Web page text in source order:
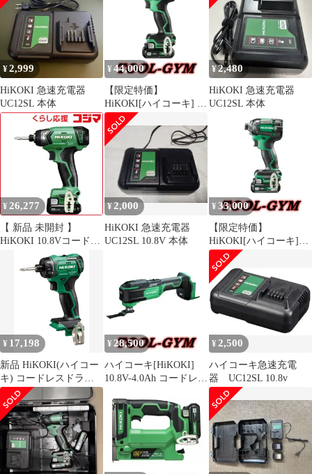
¥2,999
HiKOKI 急速充電器
UC12SL 本体
¥ 44,000
【限定特価】
HiKOKI[ハイコーキ] ス
ライド式10.8V-4.0Ah 静
音インパクトドライバ
WHP12DA (2LS)
¥2,480
HiKOKI 急速充電器
UC12SL 本体
¥ 26,277
【 新品 未開封 】
HiKOKI 10.8Vコードレ
スインパクトドライバ
2.0Ah WH12DA2BS 未
使用 送料無料
¥2,000
HiKOKI 急速充電器
UC12SL 10.8V 本体
¥ 33,000
【限定特価】
HiKOKI[ハイコーキ]
10.8V-4.0Ah コードレス
インパクトドライバ
WH12DCA (2LS）
¥ 17,198
新品 HiKOKI(ハイコー
キ) コードレスドライ
バドリル 本体のみ 蓄電
池、充電器別売り 手締
め機構付 10.8V
DB12DD(NN) グリーン
¥ 28,500
ハイコーキ[HiKOKI]
10.8V-4.0Ah コードレス
CV12DB（LS)
¥2,500
ハイコーキ急速充電
器 UC12SL 10.8v